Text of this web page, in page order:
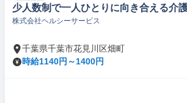
少人数制で一人ひとりに向き合える介
株式会社ヘルシーサービス
千葉県千葉市花見川区畑町
時給1140円～1400円